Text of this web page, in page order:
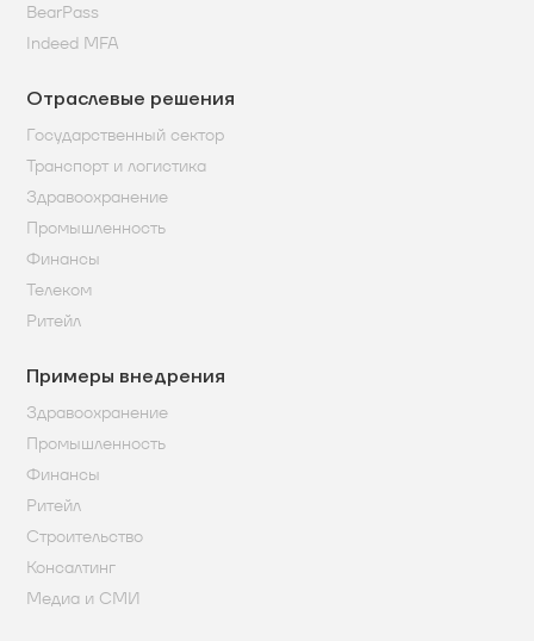
BearPass
Indeed MFA
Отраслевые решения
Государственный сектор
Транспорт и логистика
Здравоохранение
Промышленность
Финансы
Телеком
Ритейл
Примеры внедрения
Здравоохранение
Промышленность
Финансы
Ритейл
Строительство
Консалтинг
Медиа и СМИ